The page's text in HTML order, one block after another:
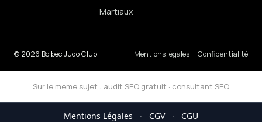
Martiaux
© 2026 Bolbec Judo Club Mentions légales Confidentialité
Sur le meme sujet : audit SEO gratuit · consultant SEO
Mentions Légales · CGV · CGU